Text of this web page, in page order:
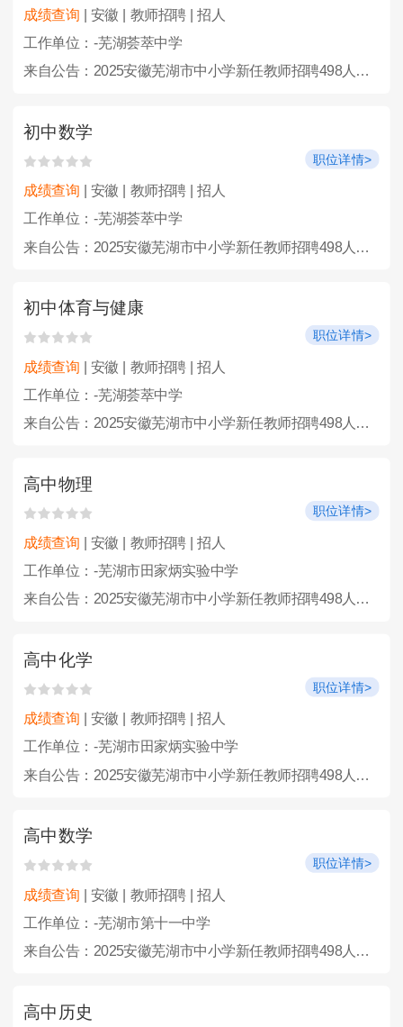
成绩查询 | 安徽 | 教师招聘 | 招人
工作单位：-芜湖荟萃中学
来自公告：2025安徽芜湖市中小学新任教师招聘498人公告
初中数学
职位详情>
成绩查询 | 安徽 | 教师招聘 | 招人
工作单位：-芜湖荟萃中学
来自公告：2025安徽芜湖市中小学新任教师招聘498人公告
初中体育与健康
职位详情>
成绩查询 | 安徽 | 教师招聘 | 招人
工作单位：-芜湖荟萃中学
来自公告：2025安徽芜湖市中小学新任教师招聘498人公告
高中物理
职位详情>
成绩查询 | 安徽 | 教师招聘 | 招人
工作单位：-芜湖市田家炳实验中学
来自公告：2025安徽芜湖市中小学新任教师招聘498人公告
高中化学
职位详情>
成绩查询 | 安徽 | 教师招聘 | 招人
工作单位：-芜湖市田家炳实验中学
来自公告：2025安徽芜湖市中小学新任教师招聘498人公告
高中数学
职位详情>
成绩查询 | 安徽 | 教师招聘 | 招人
工作单位：-芜湖市第十一中学
来自公告：2025安徽芜湖市中小学新任教师招聘498人公告
高中历史